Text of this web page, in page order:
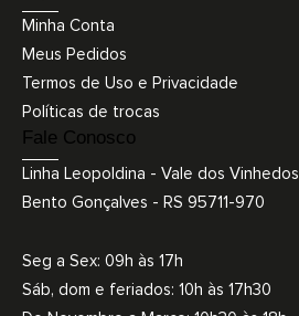
Minha Conta
Meus Pedidos
Termos de Uso e Privacidade
Políticas de trocas
Fale Conosco
Linha Leopoldina - Vale dos Vinhedos
Bento Gonçalves - RS 95711-970
Seg a Sex: 09h às 17h
Sáb, dom e feriados: 10h às 17h30